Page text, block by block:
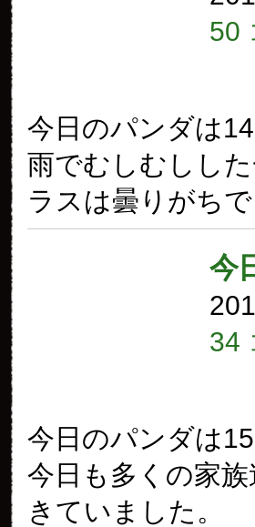
50
今日のパンダは
雨でむしむしし
ラスは曇りがちで
今
34
今日のパンダは
今日も多くの家
きていました。